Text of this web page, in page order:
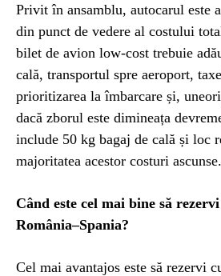
Privit în ansamblu, autocarul este
din punct de vedere al costului
bilet de avion low-cost trebuie
cală, transportul spre aeroport,
prioritizarea la îmbarcare și,
dacă zborul este dimineața
include 50 kg bagaj de cală și loc
majoritatea acestor costuri ascunse.
Când este cel mai bine să
România–Spania?
Cel mai avantajos este să rezervi